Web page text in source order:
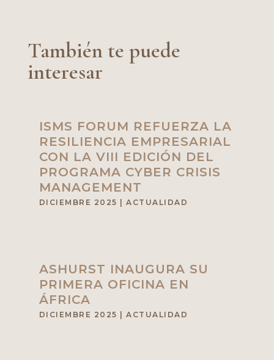
También te puede
interesar
ISMS FORUM REFUERZA LA
RESILIENCIA EMPRESARIAL
CON LA VIII EDICIÓN DEL
PROGRAMA CYBER CRISIS
MANAGEMENT
DICIEMBRE 2025 |ACTUALIDAD
ASHURST INAUGURA SU
PRIMERA OFICINA EN
ÁFRICA
DICIEMBRE 2025 |ACTUALIDAD